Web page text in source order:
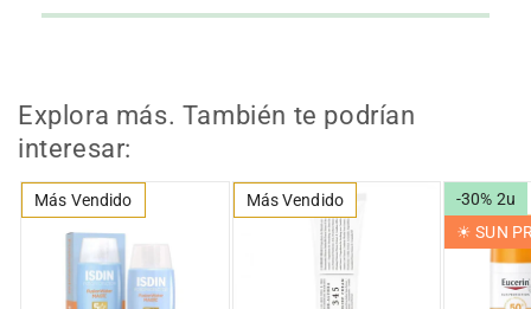
Explora más. También te podrían
interesar:
Más Vendido Más Vendido
-30% 2u
☀︎ SUN